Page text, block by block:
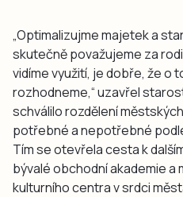
„Optimalizujme majetek a
skutečně považujeme za
vidíme využití, je dobře, že o
rozhodneme,“ uzavřel
schválilo rozdělení
potřebné a nepotřebné
Tím se otevřela cesta k
bývalé obchodní akademie a
kulturního centra v srdci